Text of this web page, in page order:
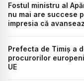
Fostul ministru al
nu mai are succese
impresia că
Prefecta de Timiș a
procurorilor
UE